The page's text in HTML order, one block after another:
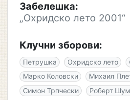
Забелешка:
„Охридско лето 2001“
Клучни зборови:
Петрушка Охридско лето
Марко Коловски
Михаил
Симон Трпчески
Роберт